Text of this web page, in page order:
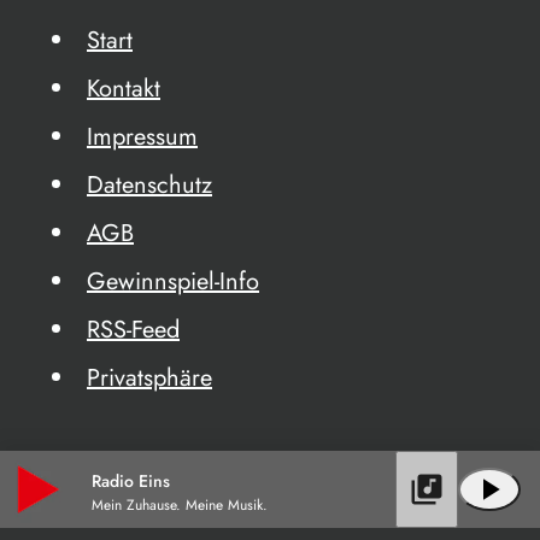
Start
Kontakt
Impressum
Datenschutz
AGB
Gewinnspiel-Info
RSS-Feed
Privatsphäre
Radio Eins
Mein Zuhause. Meine Musik. play_arrow
library_music